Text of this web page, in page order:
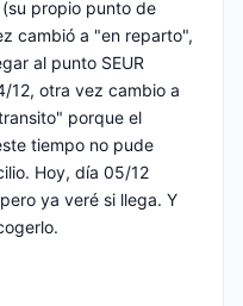
propio punto de
cambió a "en reparto",
al punto SEUR
12, otra vez cambio a
porque el
tiempo no pude
Hoy, día 05/12
ya veré si llega. Y